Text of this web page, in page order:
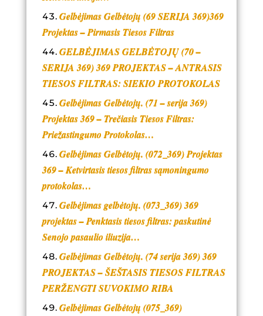
Gelbėjimas Gelbėtojų (69 SERIJA 369)369
Projektas – Pirmasis Tiesos Filtras
GELBĖJIMAS GELBĖTOJŲ (70 –
SERIJA 369) 369 PROJEKTAS – ANTRASIS
TIESOS FILTRAS: SIEKIO PROTOKOLAS
Gelbėjimas Gelbėtojų. (71 – serija 369)
Projektas 369 – Trečiasis Tiesos Filtras:
Priežastingumo Protokolas…
Gelbėjimas Gelbėtojų. (072_369) Projektas
369 – Ketvirtasis tiesos filtras sąmoningumo
protokolas…
Gelbėjimas gelbėtojų. (073_369) 369
projektas – Penktasis tiesos filtras: paskutinė
Senojo pasaulio iliuzija…
Gelbėjimas Gelbėtojų. (74 serija 369) 369
PROJEKTAS – ŠEŠTASIS TIESOS FILTRAS
PERŽENGTI SUVOKIMO RIBA
Gelbėjimas Gelbėtojų (075_369)